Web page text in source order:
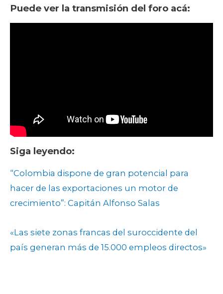
Puede ver la transmisión del foro acá:
Siga leyendo:
“Colombia dispone de gran potencial para
hacer de las exportaciones un motor de
crecimiento”: Capitán Alfonso Salas
«Las siete zonas francas del suroccidente del
país generan más de 15.000 empleos directos»